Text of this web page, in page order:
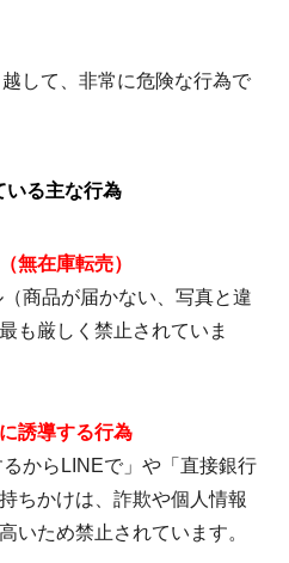
して、非常に危険な行為で
いる主な行為
無在庫転売）
商品が届かない、写真と違
も厳しく禁止されていま
誘導する行為
からLINEで」や「直接銀行
ちかけは、詐欺や個人情報
いため禁止されています。